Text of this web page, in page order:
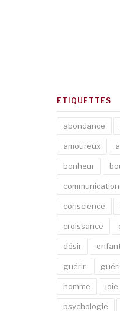
ETIQUETTES
abondance
amoureux
bonheur
communication
conscience
croissance
désir
guérir
homme joie
psychologie